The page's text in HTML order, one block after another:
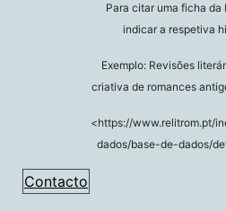
Para citar uma ficha da
indicar a respetiva
Exemplo: Revisões
criativa de romances
<https://www.relitrom.pt/
dados/base-de-dados/
Contacto